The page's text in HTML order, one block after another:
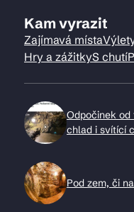
Kam vyrazit
Zajímavá místa
Hry a zážitkyS chutí
Odpočinek
chlad i svítící
Pod zem, či